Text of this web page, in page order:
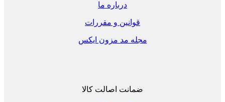
درباره ما
قوانین و مقررات
مجله مد مزون ایکس
ضمانت اصالت کالا